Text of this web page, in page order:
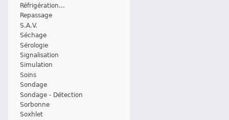
Réfrigération...
Repassage
S.A.V.
Séchage
Sérologie
Signalisation
Simulation
Soins
Sondage
Sondage - Détection
Sorbonne
Soxhlet